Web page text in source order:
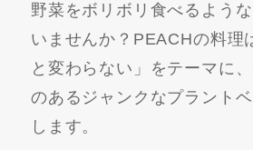
野菜をボリボリ食べるよう
いませんか？PEACHの料理
と変わらない」をテーマに
のあるジャンクなプラント
します。